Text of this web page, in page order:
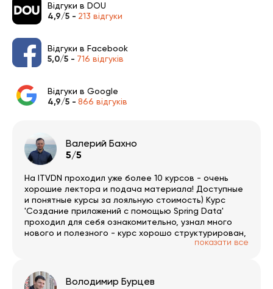
Відгуки в DOU
4,9/5 - 213 відгуки
Відгуки в Facebook
5,0/5 - 716 відгуків
Відгуки в Google
4,9/5 - 866 відгуків
Валерий Бахно
5/5
На ITVDN проходил уже более 10 курсов - очень
хорошие лектора и подача материала! Доступные
и понятные курсы за лояльную стоимость) Курс
'Создание приложений с помощью Spring Data'
проходил для себя ознакомительно, узнал много
нового и полезного - курс хорошо структурирован,
много наглядности, работы с кодом, осталсяпоказати все
Володимир Бурцев